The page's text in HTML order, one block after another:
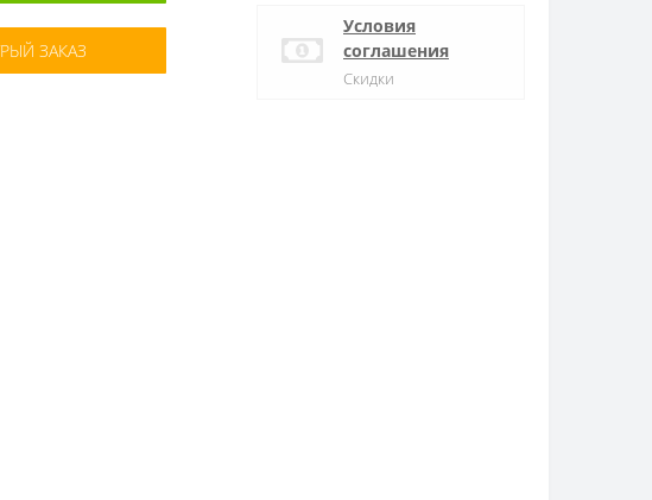
ЗАКАЗ
Условия
соглашения
Скидки